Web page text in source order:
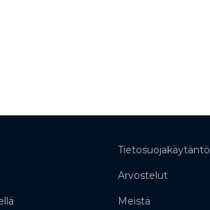
Tietosuojakäytäntö
Arvostelut
Meistä